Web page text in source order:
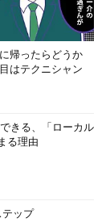
帰ったらどうか
はテクニシャン
きる、「ローカル
る理由
テップ